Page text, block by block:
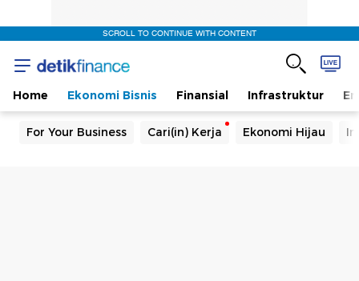
SCROLL TO CONTINUE WITH CONTENT
Home Ekonomi Bisnis Finansial Infrastruktur
For Your Business Cari(in) Kerja Ekonomi Hijau